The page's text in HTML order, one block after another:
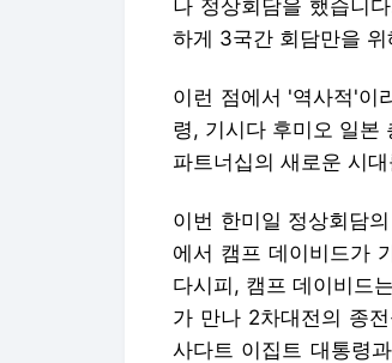
나 정상회담을 했습니
하게 3국간 회담만을
이런 점에서 '역사적'이
령, 기시다 후미오 일본
파트너십의 새로운 시
이번 한미일 정상회담
에서 캠프 데이비드가
다시피, 캠프 데이비드
가 만나 2차대전의 종
사다트 이집트 대통령